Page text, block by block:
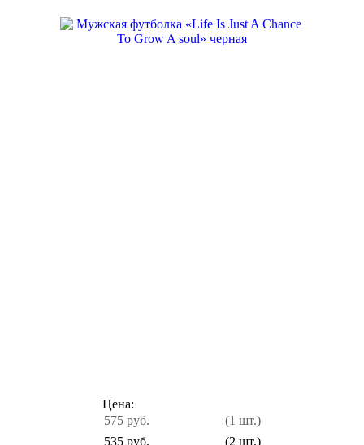
Цена:
575 руб.
(1 шт.)
535 руб.
(2 шт.)